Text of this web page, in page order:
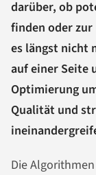
darüber, ob
finden oder zur
es längst nicht
auf einer Seite
Optimierung
Qualität und
Die